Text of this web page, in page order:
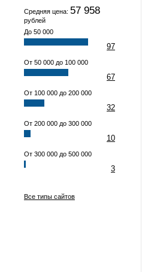
Средняя цена: 57 958
рублей
До 50 000
97
От 50 000 до 100 000
67
От 100 000 до 200 000
32
От 200 000 до 300 000
10
От 300 000 до 500 000
3
Все типы сайтов